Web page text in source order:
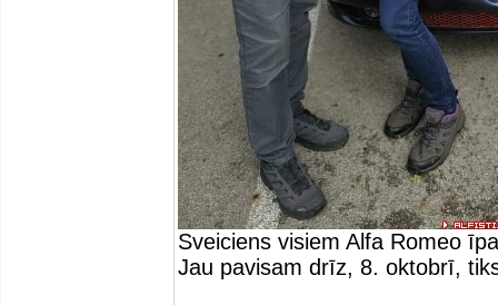
Sveiciens visiem Alfa Romeo
Jau pavisam drīz, 8. oktobrī,